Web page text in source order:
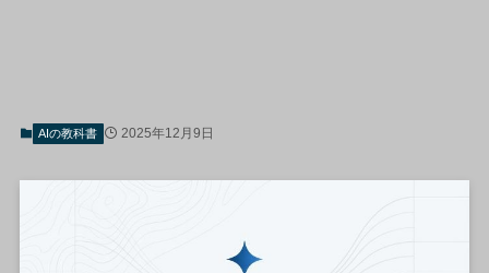
AIの教科書 2025年12月9日